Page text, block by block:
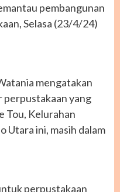
pembangunan
Selasa (23/4/24)
mengatakan
perpustakaan yang
Tou, Kelurahan
Utara ini, masih dalam
perpustakaan